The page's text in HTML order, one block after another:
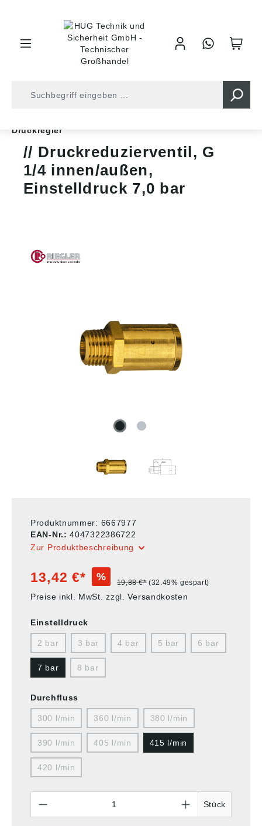
Druckregler
Druckreduzierventil, G
1/4 innen/außen,
Einstelldruck 7,0 bar
Produktnummer: 6667977
EAN-Nr.:4047322386722
Zur Produktbeschreibung
13,42 €* % 19,88 €* (32.49% gespart)
Preise inkl. MwSt. zzgl. Versandkosten
Einstelldruck
2 bar 3 bar 4 bar 5 bar 6 bar
7 bar 8 bar
Durchfluss
300 l/min 360 l/min 380 l/min
390 l/min 405 l/min 415 l/min
420 l/min
Stück